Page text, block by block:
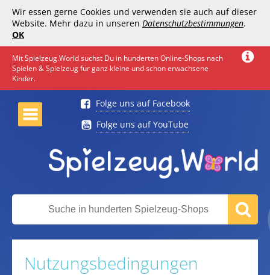
Wir essen gerne Cookies und verwenden sie auch auf dieser
Website. Mehr dazu in unseren Datenschutzbestimmungen.
OK
Mit Spielzeug.World suchst Du in hunderten Online-Shops nach
Spielen & Spielzeug für ganz kleine und schon erwachsene
Kinder.
Folge uns auf Facebook
Folge uns auf YouTube
Nutzungsbedingungen